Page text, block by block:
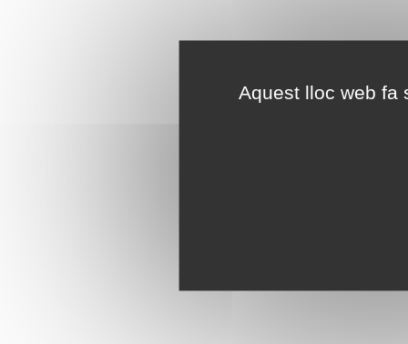
Aquest lloc web fa